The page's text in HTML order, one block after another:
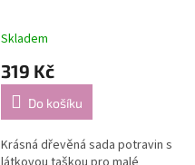
Skladem
319 Kč
Do košíku
Krásná dřevěná sada potravin s